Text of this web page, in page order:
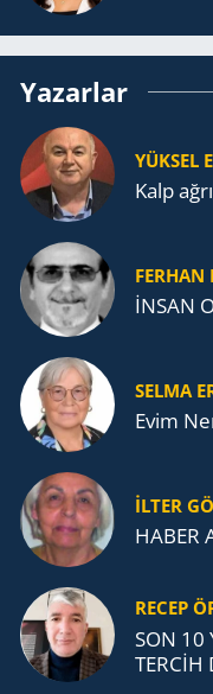
Yazarlar
YÜKSEL
Kalp
FERHAN
İNSAN
SELMA
Evim
İLTER
HABER
RECEP
SON 10
TERCİH